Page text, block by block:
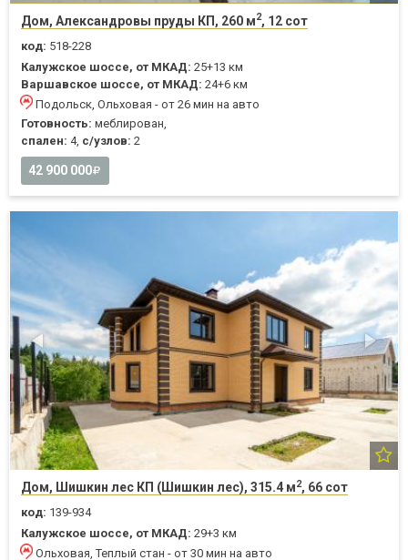
Дом, Александровы пруды КП, 260 м2, 12 сот
код: 518-228
Калужское шоссе, от МКАД: 25+13 км
Варшавское шоссе, от МКАД: 24+6 км
Подольск, Ольховая - от 26 мин на авто
Готовность: меблирован,
спален: 4, с/узлов: 2
42 900 000
Дом, Шишкин лес КП (Шишкин лес), 315.4 м2, 66 сот
код: 139-934
Калужское шоссе, от МКАД: 29+3 км
Ольховая, Теплый стан - от 30 мин на авто